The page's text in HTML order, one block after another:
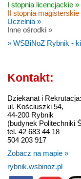
I stopnia licencjackie »
II stopnia magisterskie
Uczelnia »
Inne ośrodki »
» WSBiNoZ Rybnik -
Kontakt:
Dziekanat i Rekrutacja:
ul. Kościuszki 54,
44-200 Rybnik
(budynek Politechniki
tel. 42 683 44 18
504 203 917
Zobacz na mapie »
rybnik.wsbinoz.pl